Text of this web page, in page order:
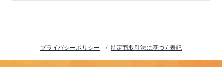
プライバシーポリシー 特定商取引法に基づく表記